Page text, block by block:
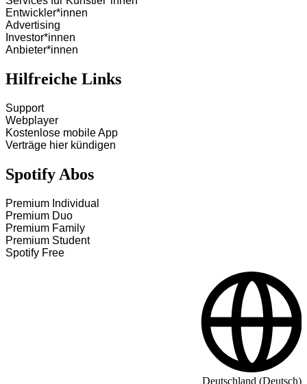
Entwickler*innen
Advertising
Investor*innen
Anbieter*innen
Hilfreiche Links
Support
Webplayer
Kostenlose mobile App
Verträge hier kündigen
Spotify Abos
Premium Individual
Premium Duo
Premium Family
Premium Student
Spotify Free
Deutschland (Deutsch)